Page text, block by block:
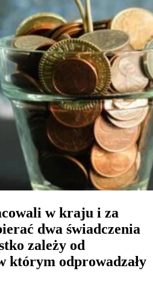
w kraju i za
dwa świadczenia
zależy od
którym odprowadzały